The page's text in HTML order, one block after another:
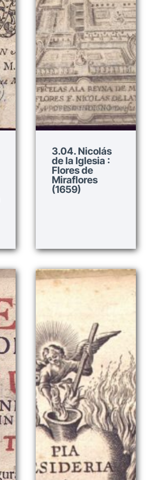
3.04. Nicolás
de la Iglesia :
Flores de
Miraflores
(1659)